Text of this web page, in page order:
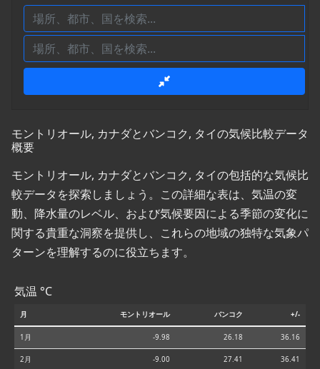
モントリオール, カナダとバンコク, タイの気候比較データ
概要
モントリオール, カナダとバンコク, タイの包括的な気候比
較データを探索しましょう。この詳細な表は、気温の変
動、降水量のレベル、および気候要因による季節の変化に
関する貴重な洞察を提供し、これらの地域の独特な気象パ
ターンを理解するのに役立ちます。
気温 °C
月 モントリオール バンコク +/-
1月 -9.98 26.18 36.16
2月 -9.00 27.41 36.41